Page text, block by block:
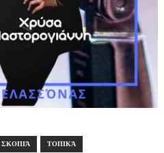
ΣΚΟΠΙΆ ΤΟΠΙΚΆ